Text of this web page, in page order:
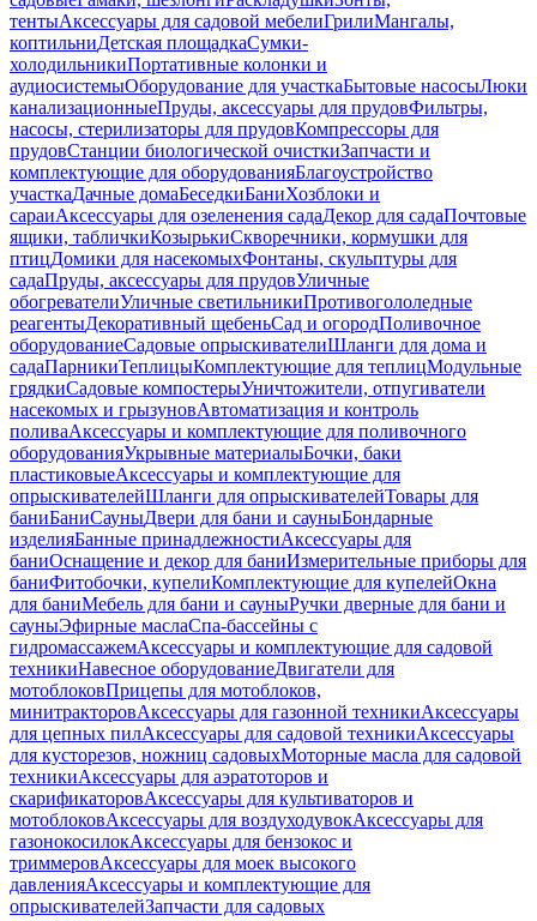
тентыАксессуары для садовой мебелиГрилиМангалы,
коптильниДетская площадкаСумки-
холодильникиПортативные колонки и
аудиосистемыОборудование для участкаБытовые насосыЛюки
канализационныеПруды, аксессуары для прудовФильтры,
насосы, стерилизаторы для прудовКомпрессоры для
прудовСтанции биологической очисткиЗапчасти и
комплектующие для оборудованияБлагоустройство
участкаДачные домаБеседкиБаниХозблоки и
сараиАксессуары для озеленения садаДекор для садаПочтовые
ящики, табличкиКозырькиСкворечники, кормушки для
птицДомики для насекомыхФонтаны, скульптуры для
садаПруды, аксессуары для прудовУличные
обогревателиУличные светильникиПротивогололедные
реагентыДекоративный щебеньСад и огородПоливочное
оборудованиеСадовые опрыскивателиШланги для дома и
садаПарникиТеплицыКомплектующие для теплицМодульные
грядкиСадовые компостерыУничтожители, отпугиватели
насекомых и грызуновАвтоматизация и контроль
поливаАксессуары и комплектующие для поливочного
оборудованияУкрывные материалыБочки, баки
пластиковыеАксессуары и комплектующие для
опрыскивателейШланги для опрыскивателейТовары для
баниБаниСауныДвери для бани и сауныБондарные
изделияБанные принадлежностиАксессуары для
баниОснащение и декор для баниИзмерительные приборы для
баниФитобочки, купелиКомплектующие для купелейОкна
для баниМебель для бани и сауныРучки дверные для бани и
сауныЭфирные маслаСпа-бассейны с
гидромассажемАксессуары и комплектующие для садовой
техникиНавесное оборудованиеДвигатели для
мотоблоковПрицепы для мотоблоков,
минитракторовАксессуары для газонной техникиАксессуары
для цепных пилАксессуары для садовой техникиАксессуары
для кусторезов, ножниц садовыхМоторные масла для садовой
техникиАксессуары для аэратоторов и
скарификаторовАксессуары для культиваторов и
мотоблоковАксессуары для воздуходувокАксессуары для
газонокосилокАксессуары для бензокос и
триммеровАксессуары для моек высокого
давленияАксессуары и комплектующие для
опрыскивателейЗапчасти для садовых